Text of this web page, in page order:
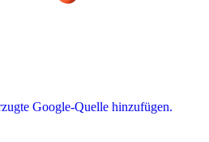
Google-Quelle hinzufügen.